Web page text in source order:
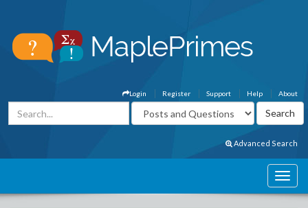
About
Help
Support
Register
Login
Advanced Search